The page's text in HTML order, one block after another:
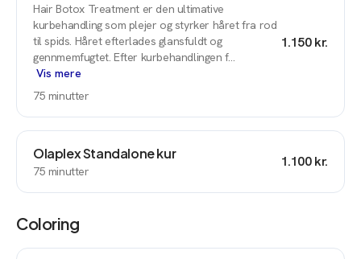
Hair Botox Treatment er den ultimative
kurbehandling som plejer og styrker håret fra rod
til spids. Håret efterlades glansfuldt og
gennmemfugtet. Efter kurbehandlingen f…
Vis mere
75 minutter
1.150 kr.
Olaplex Standalone kur
75 minutter
1.100 kr.
Coloring